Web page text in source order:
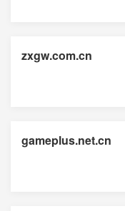
zxgw.com.cn
gameplus.net.cn